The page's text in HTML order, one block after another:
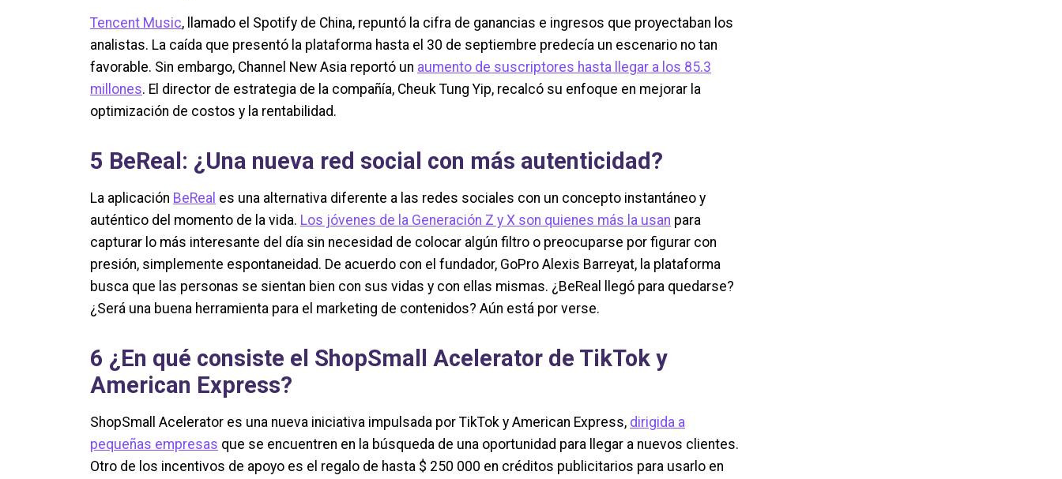
Tencent Music, llamado el Spotify de China, repuntó la cifra de ganancias e ingresos que proyectaban los
analistas. La caída que presentó la plataforma hasta el 30 de septiembre predecía un escenario no tan
favorable. Sin embargo, Channel New Asia reportó un aumento de suscriptores hasta llegar a los 85.3
millones. El director de estrategia de la compañía, Cheuk Tung Yip, recalcó su enfoque en mejorar la
optimización de costos y la rentabilidad.
5 BeReal: ¿Una nueva red social con más autenticidad?
La aplicación BeReal es una alternativa diferente a las redes sociales con un concepto instantáneo y
auténtico del momento de la vida. Los jóvenes de la Generación Z y X son quienes más la usan para
capturar lo más interesante del día sin necesidad de colocar algún filtro o preocuparse por figurar con
presión, simplemente espontaneidad. De acuerdo con el fundador, GoPro Alexis Barreyat, la plataforma
busca que las personas se sientan bien con sus vidas y con ellas mismas. ¿BeReal llegó para quedarse?
¿Será una buena herramienta para el marketing de contenidos? Aún está por verse.
6 ¿En qué consiste el ShopSmall Acelerator de TikTok y
American Express?
ShopSmall Acelerator es una nueva iniciativa impulsada por TikTok y American Express, dirigida a
pequeñas empresas que se encuentren en la búsqueda de una oportunidad para llegar a nuevos clientes.
Otro de los incentivos de apoyo es el regalo de hasta $ 250 000 en créditos publicitarios para usarlo en